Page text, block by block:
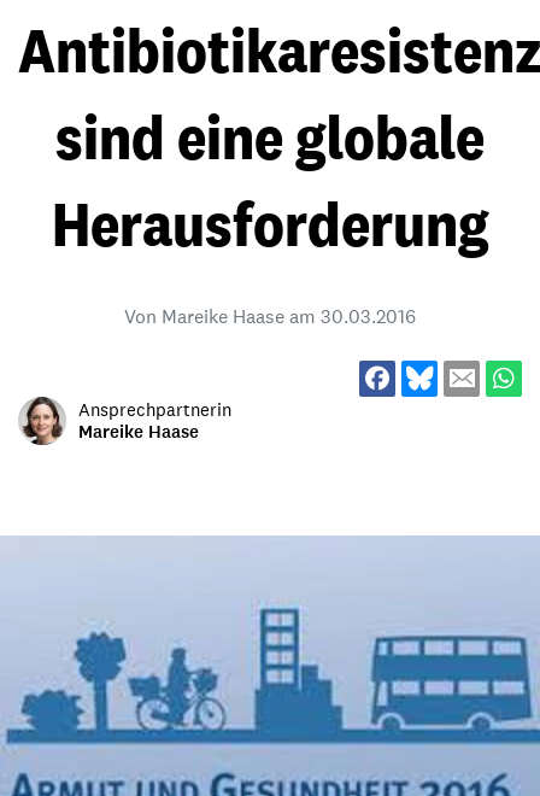
sind eine globale
Herausforderung
Von Mareike Haase am 30.03.2016
Ansprechpartnerin
Mareike Haase